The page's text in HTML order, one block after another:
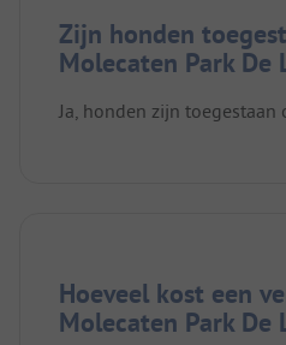
Zijn honden
Molecaten Park De
Ja, honden zijn toegestaan
Hoeveel kost een
Molecaten Park De